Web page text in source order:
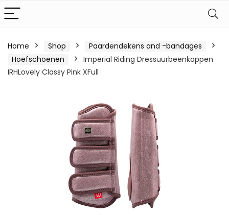
Home Shop
Paardendekens and -bandages
Hoefschoenen
Imperial Riding Dressuurbeenkappen
IRHLovely Classy Pink XFull